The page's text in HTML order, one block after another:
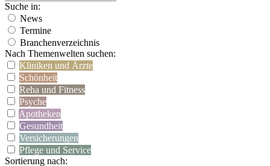
Suche in:
News
Termine
Branchenverzeichnis
Nach Themenwelten suchen:
Kliniken und Ärzte
Schönheit
Reha und Fitness
Psyche
Apotheken
Gesundheit
Versicherungen
Pflege und Service
Sortierung nach: